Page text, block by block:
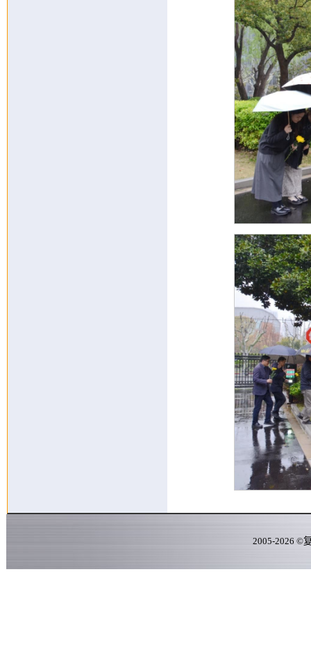
2005-2026 ©